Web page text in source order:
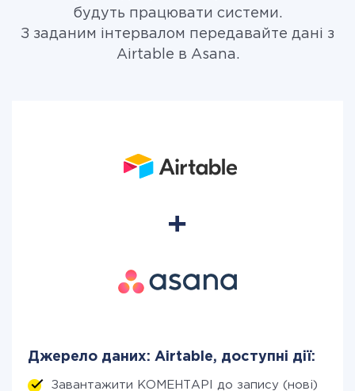
будуть працювати системи.
З заданим інтервалом передавайте дані з
Airtable в Asana.
Джерело даних: Airtable, доступні дії:
Завантажити КОМЕНТАРІ до запису (нові)